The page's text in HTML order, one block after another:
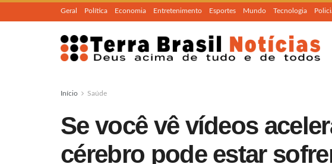
Geral Política Economia Entretenimento Esportes Mundo Tecnologia
Início Saúde
Se você vê vídeos
cérebro pode estar